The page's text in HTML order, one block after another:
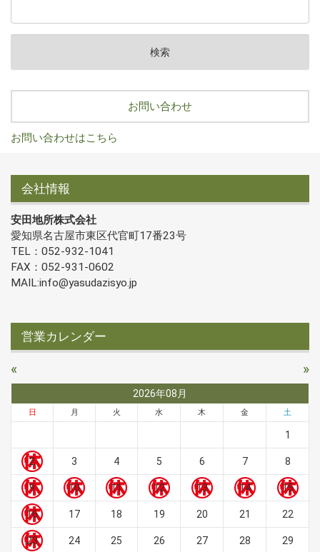
お問い合わせ
お問い合わせはこちら
会社情報
安田地所株式会社
愛知県名古屋市東区代官町17番23号
TEL：052-932-1041
FAX：052-931-0602
MAIL:info@yasudazisyo.jp
営業カレンダー
« »
2026年08月
日 月 火 水 木 金 土
1
2 3 4 5 6 7 8
9 10 11 12 13 14 15
16 17 18 19 20 21 22
23 24 25 26 27 28 29